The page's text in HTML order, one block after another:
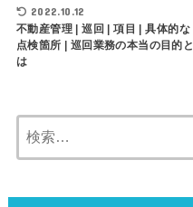
2022.10.12
不動産管理 | 巡回 | 項目 | 具体的な
点検箇所 | 巡回業務の本当の目的と
は